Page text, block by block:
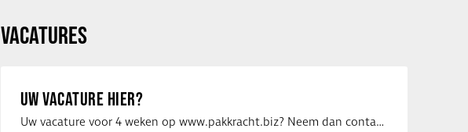
VACATURES
UW VACATURE HIER?
Uw vacature voor 4 weken op www.pakkracht.biz? Neem dan contact op met Yannick van …